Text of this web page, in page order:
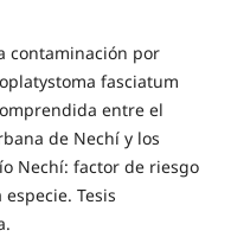
contaminación por
fasciatum
entre el
de Nechí y los
Nechí: factor de riesgo
Tesis